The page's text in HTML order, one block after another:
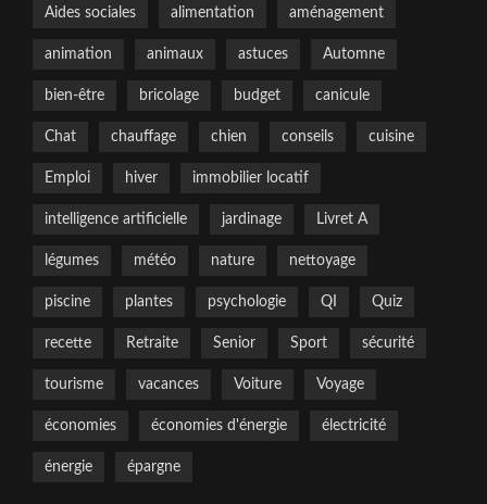
Aides sociales alimentation aménagement
animation animaux astuces Automne
bien-être bricolage budget canicule
Chat chauffage chien conseils cuisine
Emploi hiver immobilier locatif
intelligence artificielle jardinage Livret A
légumes météo nature nettoyage
piscine plantes psychologie QI Quiz
recette Retraite Senior Sport sécurité
tourisme vacances Voiture Voyage
économies économies d'énergie électricité
énergie épargne